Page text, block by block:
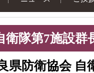
衛隊第7施設
県防衛協会 自